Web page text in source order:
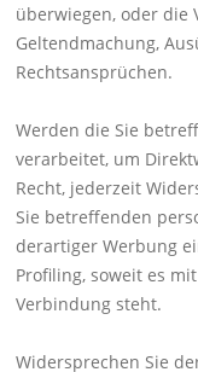
überwiegen, oder die
Geltendmachung,
Rechtsansprüchen.
Werden die Sie
verarbeitet, um
Recht, jederzeit
Sie betreffenden
derartiger Werbung
Profiling, soweit es
Verbindung steht.
Widersprechen Sie